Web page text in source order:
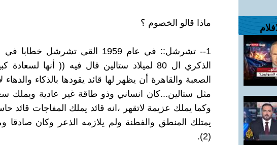
ماذا قالو الخصوم ؟
1-- تشرشل:: في عام 1959 القى
الذكري ال 80 لميلاد ستالين قال فيه (( أنها
الصعبة والقاهرة أن يظهر لها قائد يقودها بالذكاء والدهاء
مثل ستالين...كان انساني وذو طاقة غير عادية ويملك سعة
وكما يملك عزيمة لاتقهر ،انه قائد يملك المفاجات قائد
يمتلك المنطق والفطنة ولم يلازمه الذعر وكان صادقا
(2).